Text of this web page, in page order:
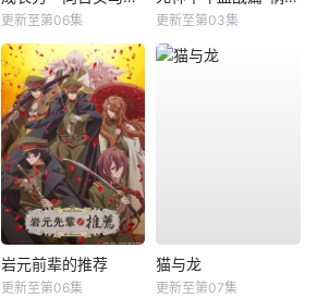
更新至第06集 更新至第03集
岩元前辈的推荐
更新至第06集
猫与龙
更新至第07集